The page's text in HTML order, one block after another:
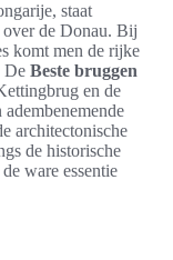
staat
de Donau. Bij
komt men de rijke
De Beste bruggen
en de
architectonische
de historische
ware essentie